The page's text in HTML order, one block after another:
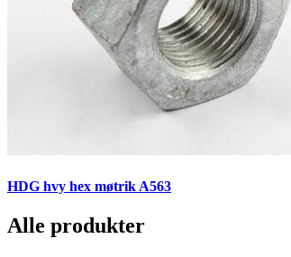
HDG hvy hex møtrik A563
Alle produkter